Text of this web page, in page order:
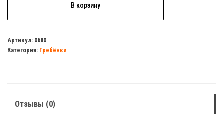
группа
c
выхода
В корзину
Артикул: 0680
Категория: Гребёнки
Отзывы (0)